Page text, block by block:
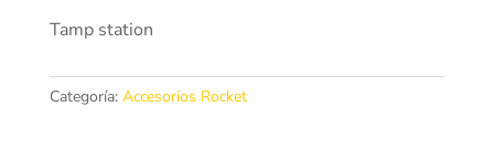
Tamp station
Categoría: Accesorios Rocket